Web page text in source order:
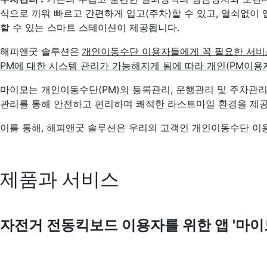
식으로 끼워 빠르고 간편하게 입고(주차)할 수 있고, 열쇠없
할 수 있는 스마트 스테이션이 제공됩니다.
해피앤굿 솔루션은 개인이동수단 이용자들에게 꼭 필요한 서
PM에 대한 시스템 관리가 가능해지게 됨에 따라 개인(PM이
마이모는 개인이동수단(PM)의 등록관리, 운행관리 및 주차
관리를 통해 안전하고 편리하며 쾌적한 라스트마일 환경을 제
이를 통해, 해피앤굿 솔루션은 우리의 고객인 개인이동수단
제품과 서비스
자전거 전동킥보드 이용자를 위한 앱 '마